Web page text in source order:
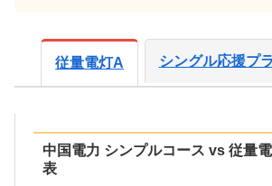
従量電灯A シングル応援プ
中国電力 シンプルコース vs 従量
表